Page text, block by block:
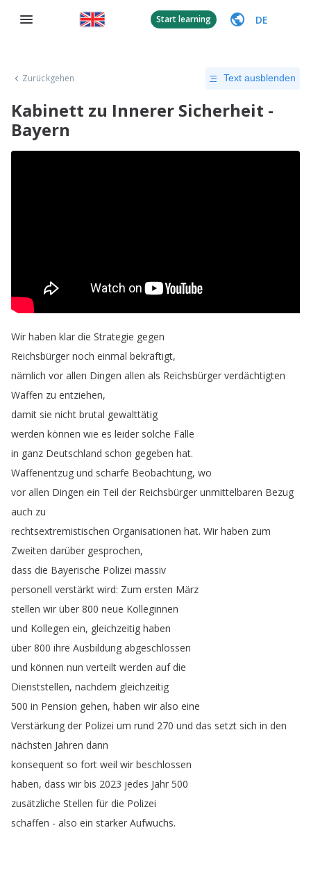
Start learning DE
Zurückgehen Text ausblenden
Kabinett zu Innerer Sicherheit -
Bayern
Wir haben klar die Strategie gegen
Reichsbürger noch einmal bekräftigt,
nämlich vor allen Dingen allen als Reichsbürger verdächtigten
Waffen zu entziehen,
damit sie nicht brutal gewalttätig
werden können wie es leider solche Fälle
in ganz Deutschland schon gegeben hat.
Waffenentzug und scharfe Beobachtung, wo
vor allen Dingen ein Teil der Reichsbürger unmittelbaren Bezug
auch zu
rechtsextremistischen Organisationen hat. Wir haben zum
Zweiten darüber gesprochen,
dass die Bayerische Polizei massiv
personell verstärkt wird: Zum ersten März
stellen wir über 800 neue Kolleginnen
und Kollegen ein, gleichzeitig haben
über 800 ihre Ausbildung abgeschlossen
und können nun verteilt werden auf die
Dienststellen, nachdem gleichzeitig
500 in Pension gehen, haben wir also eine
Verstärkung der Polizei um rund 270 und das setzt sich in den
nächsten Jahren dann
konsequent so fort weil wir beschlossen
haben, dass wir bis 2023 jedes Jahr 500
zusätzliche Stellen für die Polizei
schaffen - also ein starker Aufwuchs.